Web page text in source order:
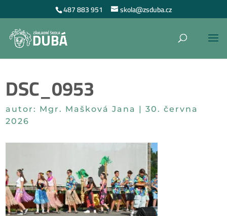
487 883 951 skola@zsduba.cz
DSC_0953
autor: Mgr. Mašková Jana |30. června
2026